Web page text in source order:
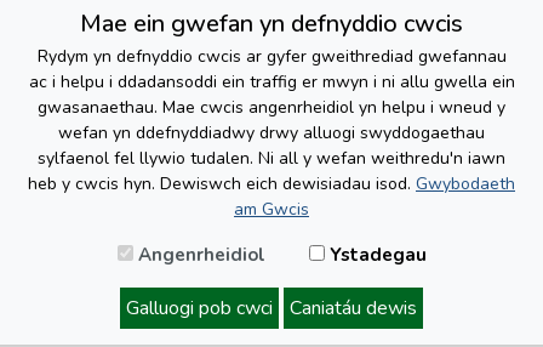
Mae ein gwefan yn defnyddio cwcis
Rydym yn defnyddio cwcis ar gyfer gweithrediad gwefannau
ac i helpu i ddadansoddi ein traffig er mwyn i ni allu gwella ein
gwasanaethau. Mae cwcis angenrheidiol yn helpu i wneud y
wefan yn ddefnyddiadwy drwy alluogi swyddogaethau
sylfaenol fel llywio tudalen. Ni all y wefan weithredu'n iawn
heb y cwcis hyn. Dewiswch eich dewisiadau isod. Gwybodaeth
am Gwcis
Angenrheidiol Ystadegau
Galluogi pob cwci Caniatáu dewis